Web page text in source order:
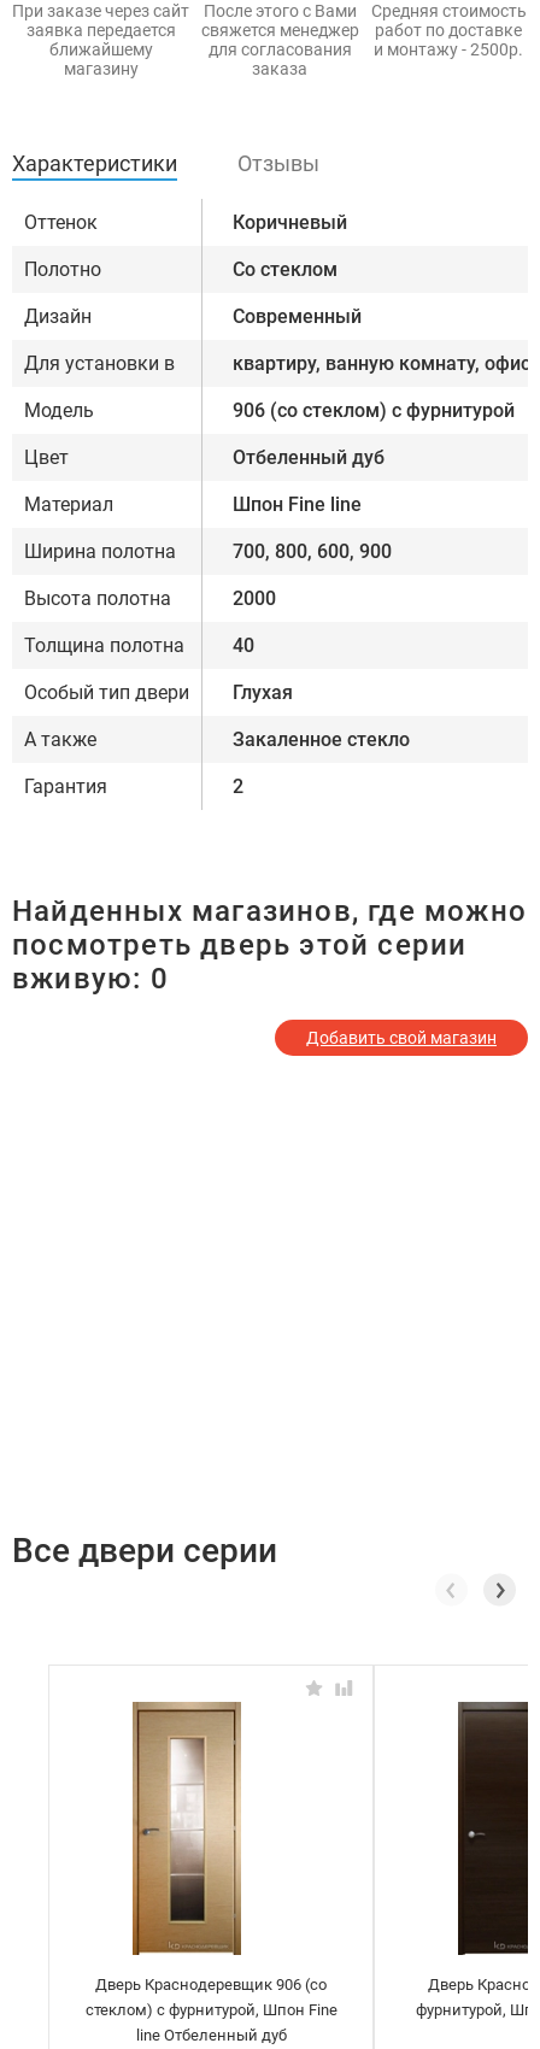
При заказе через сайт
заявка передается
ближайшему
магазину
После этого с Вами
свяжется менеджер
для согласования
заказа
Средняя стоимость
работ по доставке
и монтажу - 2500р.
Характеристики Отзывы
Оттенок Коричневый
Полотно Со стеклом
Дизайн Современный
Для установки в квартиру, ванную комнату, офис
Модель 906 (со стеклом) с фурнитурой
Цвет Отбеленный дуб
Материал Шпон Fine line
Ширина полотна 700, 800, 600, 900
Высота полотна 2000
Толщина полотна 40
Особый тип двери Глухая
А также Закаленное стекло
Гарантия 2
Найденных магазинов, где можно
посмотреть дверь этой серии
вживую: 0
Добавить свой магазин
Все двери серии
Дверь Краснодеревщик 906 (со
стеклом) с фурнитурой, Шпон Fine
line Отбеленный дуб
Дверь
фурнитурой,